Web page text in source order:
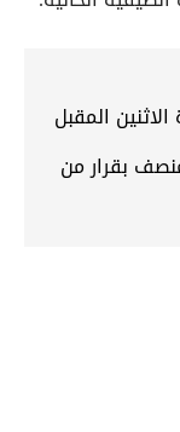
المقبل
بقرار من